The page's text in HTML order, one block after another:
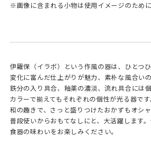
※画像に含まれる小物は使用イメージのために
伊羅保（イラボ）という作風の器は、ひとつひ
変化に富んだ仕上がりが魅力、素朴な風合いの
鉄分の入り具合、釉薬の濃淡、流れ具合には
カラーで揃えてもそれぞれの個性が光る器です
和の趣きで、さっと盛りつけたおかずもオシャ
普段使いからおもてなしにと、大活躍します
食器の味わいをお楽しみください。